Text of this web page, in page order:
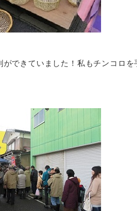
できていました！私もチンコロを